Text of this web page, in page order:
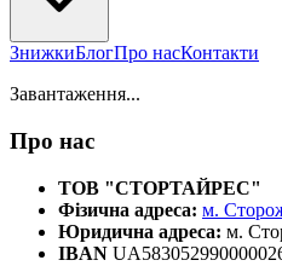
ЗнижкиБлогПро насКонтакти
Завантаження...
Про нас
ТОВ "СТОРТАЙРЕС"
Фізична адреса: м.
Юридична адреса: м.
IBAN